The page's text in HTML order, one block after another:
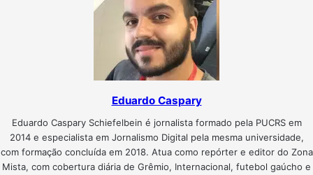
Eduardo Caspary
Eduardo Caspary Schiefelbein é jornalista formado pela PUCRS em
2014 e especialista em Jornalismo Digital pela mesma universidade,
com formação concluída em 2018. Atua como repórter e editor do Zona
Mista, com cobertura diária de Grêmio, Internacional, futebol gaúcho e